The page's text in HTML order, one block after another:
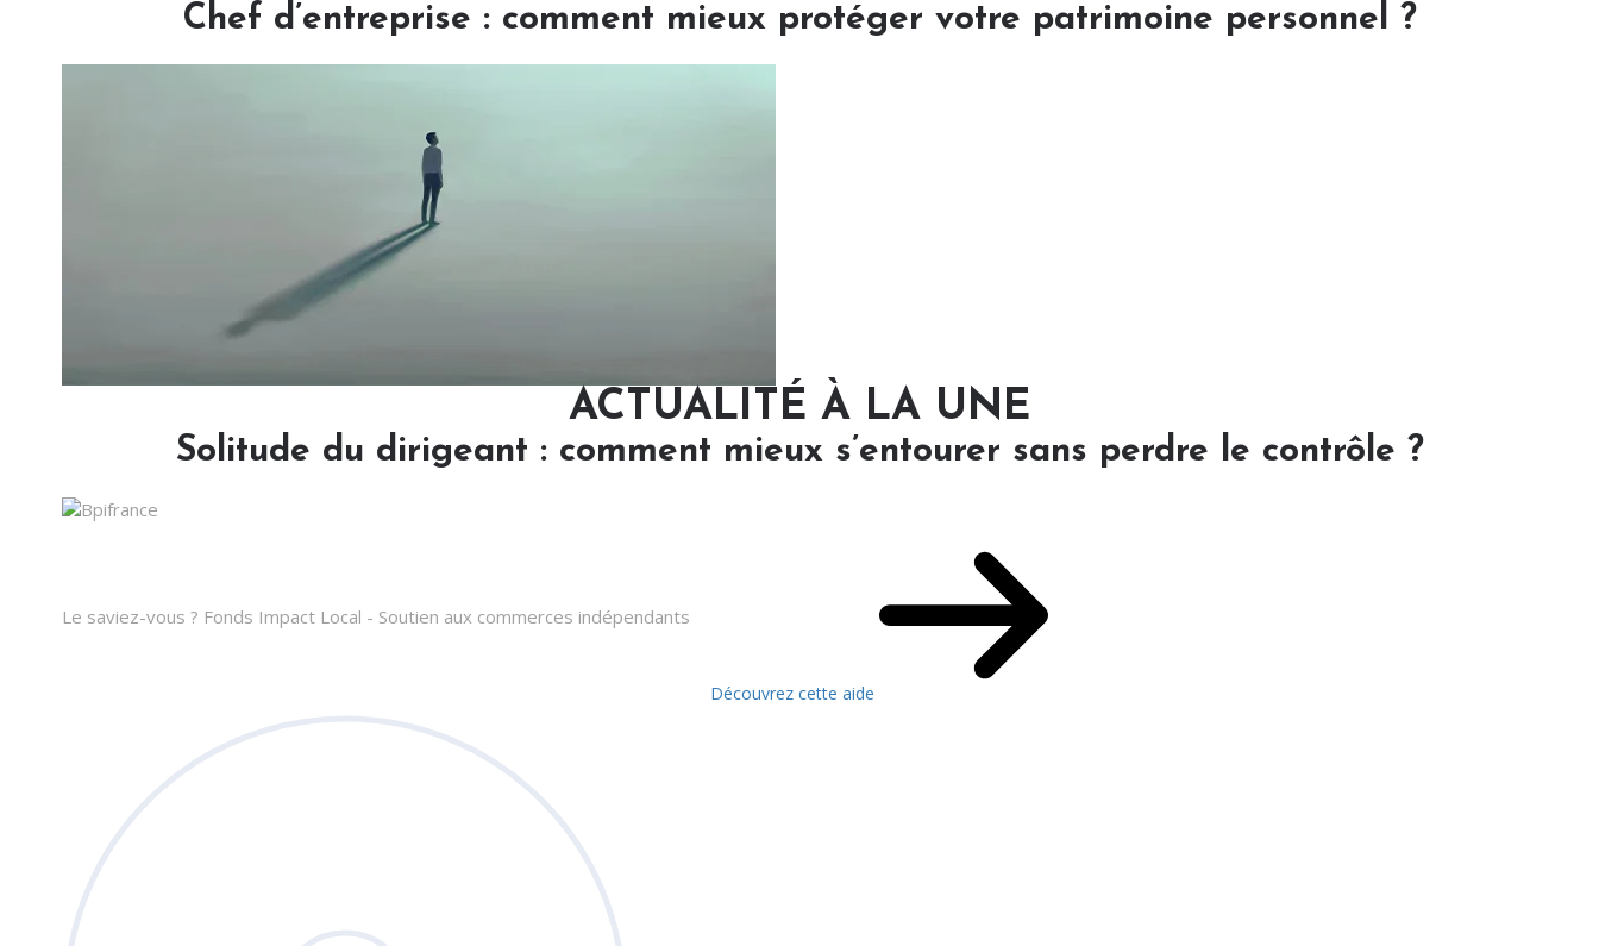
Chef d’entreprise : comment mieux protéger votre patrimoine personnel ?
ACTUALITÉ À LA UNE
Solitude du dirigeant : comment mieux s’entourer sans perdre le contrôle ?
Le saviez-vous ? Fonds Impact Local - Soutien aux commerces indépendants
Découvrez cette aide